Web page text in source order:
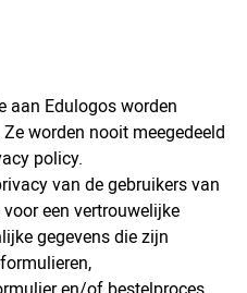
aan Edulogos worden
worden nooit meegedeeld
policy.
van de gebruikers van
een vertrouwelijke
gegevens die zijn